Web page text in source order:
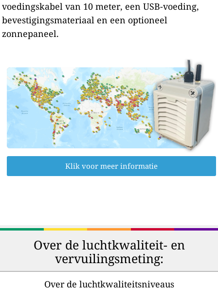
voedingskabel van 10 meter, een USB-voeding,
bevestigingsmateriaal en een optioneel
zonnepaneel.
Klik voor meer informatie
Over de luchtkwaliteit- en
vervuilingsmeting:
Over de luchtkwaliteitsniveaus